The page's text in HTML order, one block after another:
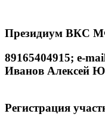
Президиум ВКС
89165404915; e-
Иванов Алексей
Регистрация